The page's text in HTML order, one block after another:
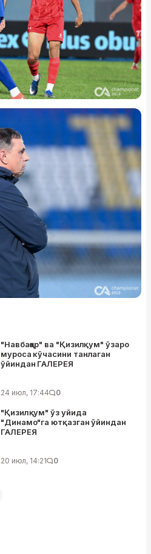
"Навбаҳор" ва "Қизилқум" ўзаро
муроса кўчасини танлаган
ўйиндан ГАЛЕРЕЯ
24 июл, 17:44 0
"Қизилқум" ўз уйида
"Динамо"га ютқазган ўйиндан
ГАЛЕРЕЯ
20 июл, 14:21 0